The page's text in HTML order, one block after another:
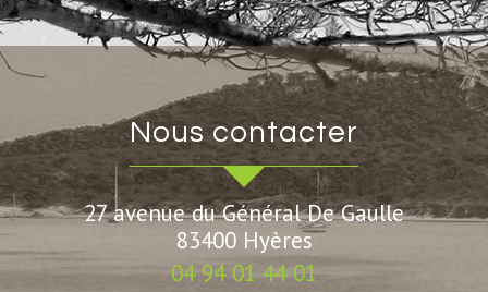
nous contacter
27 avenue du Général De Gaulle
83400 Hyères
04 94 01 44 01